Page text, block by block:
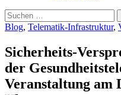
Suchen
nach:
Blog, Telematik-Infrastruktur,
Sicherheits-
der
Veranstaltung am